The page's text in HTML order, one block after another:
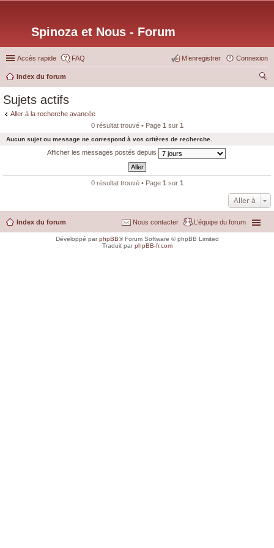
Spinoza et Nous - Forum
Accès rapide FAQ Connexion
M’enregistrer
Index du forum
Sujets actifs
Aller à la recherche avancée
0 résultat trouvé • Page 1 sur 1
Aucun sujet ou message ne correspond à vos critères de recherche.
Afficher les messages postés depuis
0 résultat trouvé • Page 1 sur 1
Aller à
Index du forum L’équipe du forum
Nous contacter
Développé parphpBB® Forum Software © phpBB Limited
Traduit parphpBB-fr.com